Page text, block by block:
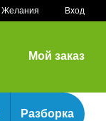
Желания Вход
Мой заказ
Разборка